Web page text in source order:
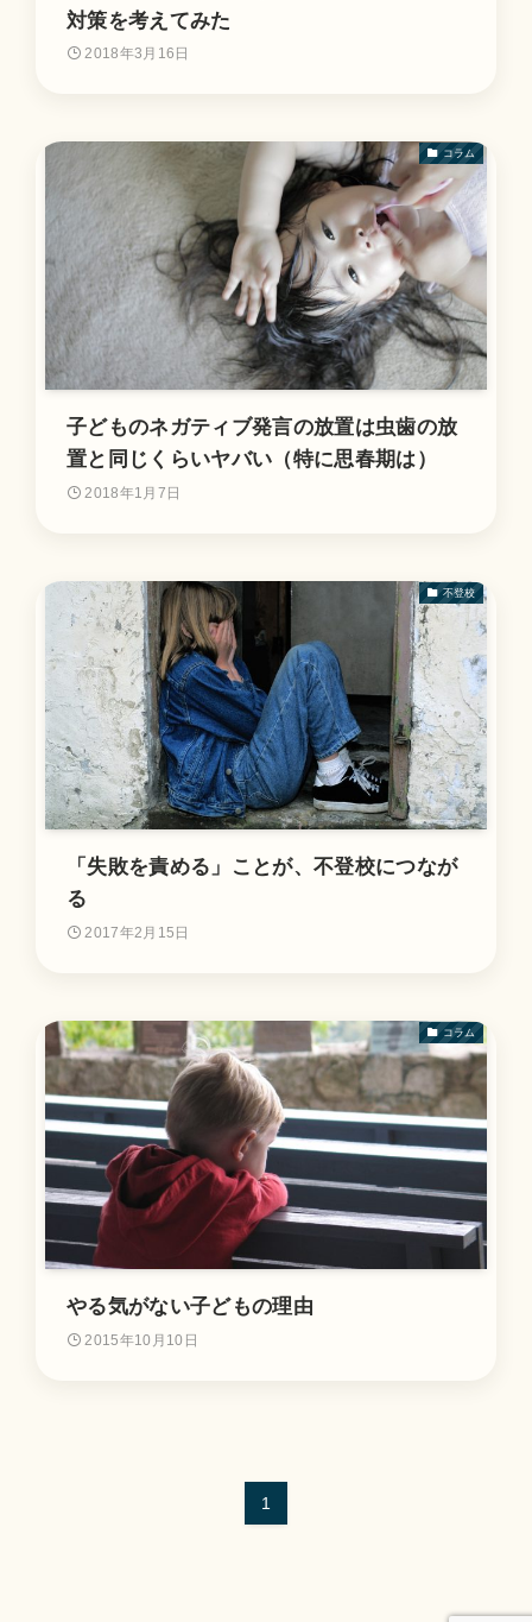
対策を考えてみた
2018年3月16日
コラム
子どものネガティブ発言の放置は虫歯の放
置と同じくらいヤバい（特に思春期は）
2018年1月7日
不登校
「失敗を責める」ことが、不登校につなが
る
2017年2月15日
コラム
やる気がない子どもの理由
2015年10月10日
1